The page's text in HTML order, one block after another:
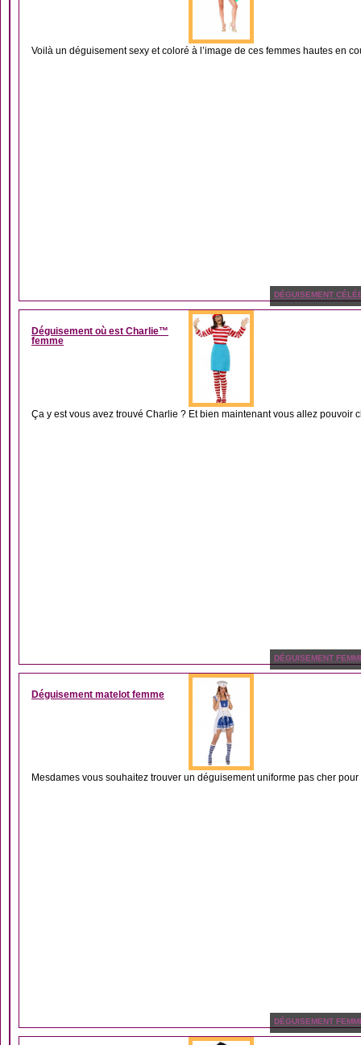
Voilà un déguisement sexy et coloré à l’image de ces femmes hautes en
DÉGUISEMENT
Déguisement où est Charlie™
femme
Ça y est vous avez trouvé Charlie ? Et bien maintenant vous allez pouvoir
DÉGUISEMENT
Déguisement matelot femme
Mesdames vous souhaitez trouver un déguisement uniforme pas cher
DÉGUISEMENT